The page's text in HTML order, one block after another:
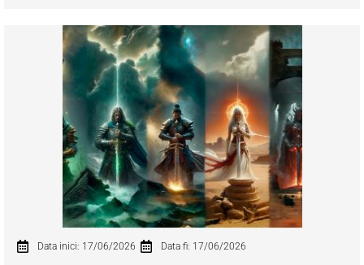
Data inici: 17/06/2026 Data fi: 17/06/2026